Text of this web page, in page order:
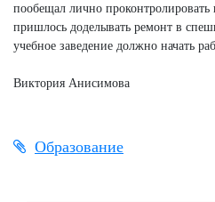
пообещал лично проконтролировать
пришлось доделывать ремонт в
учебное заведение должно начать
Виктория Анисимова
Образование